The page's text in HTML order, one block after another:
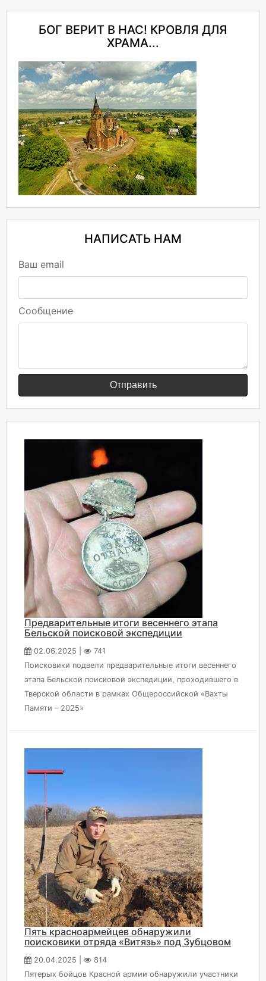
БОГ ВЕРИТ В НАС! КРОВЛЯ ДЛЯ
ХРАМА...
НАПИСАТЬ НАМ
Ваш email
Сообщение
Отправить
Предварительные итоги весеннего этапа
Бельской поисковой экспедиции
02.06.2025 |
741
Поисковики подвели предварительные итоги весеннего
этапа Бельской поисковой экспедиции, проходившего в
Тверской области в рамках Общероссийской «Вахты
Памяти – 2025»
Пять красноармейцев обнаружили
поисковики отряда «Витязь» под Зубцовом
20.04.2025 |
814
Пятерых бойцов Красной армии обнаружили участники